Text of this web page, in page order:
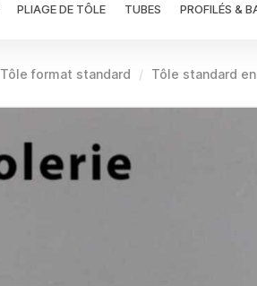
PLIAGE DE TÔLE TUBES PROFILÉS &
Tôle format standard Tôle standard